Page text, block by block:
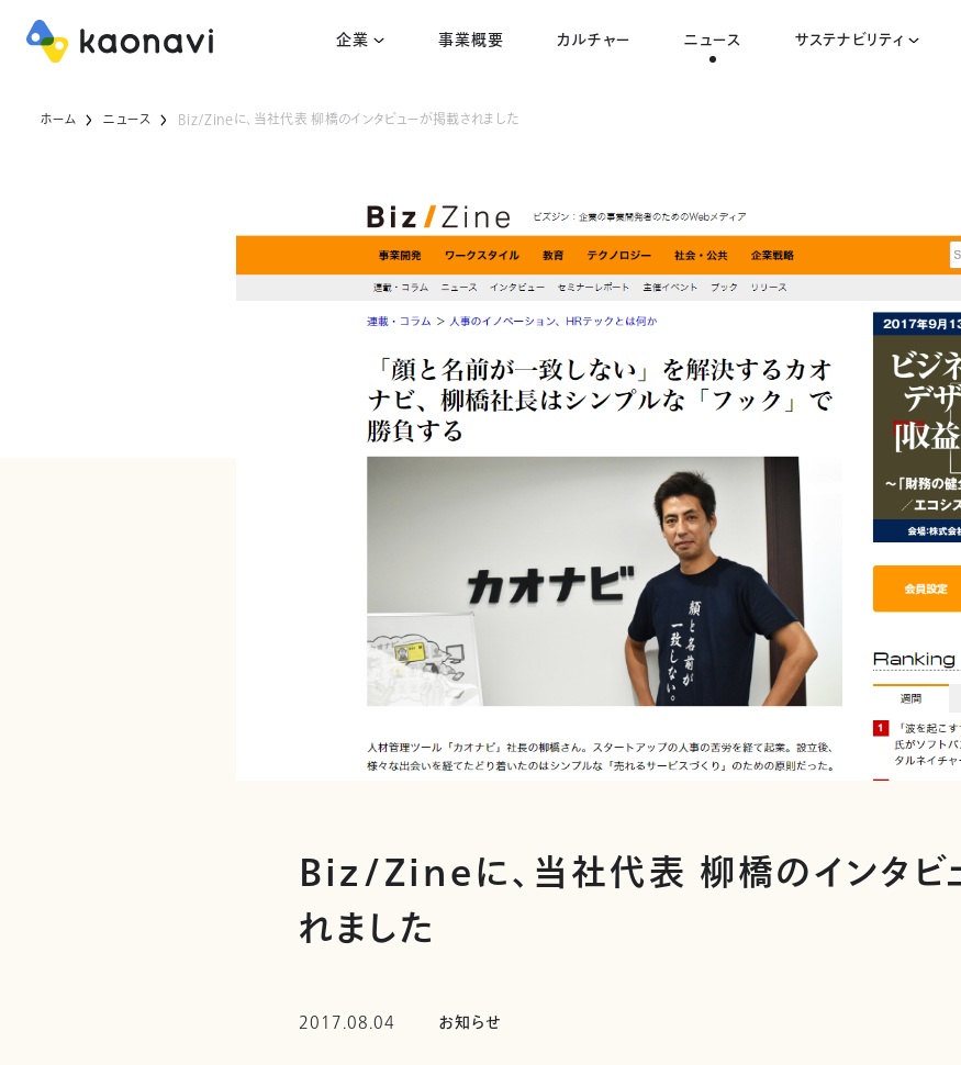
企業 事業概要 カルチャー ニュース サステナビリティ
ホーム ニュース Biz/Zineに、当社代表 柳橋のインタビューが掲載されました
Biz/Zineに、当社代表 柳橋のインタビ
れました
2017.08.04 お知らせ